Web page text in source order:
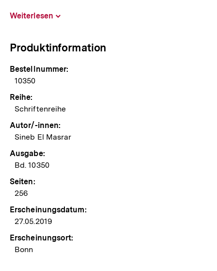
Weiterlesen
Produktinformation
Bestellnummer:
10350
Reihe:
Schriftenreihe
Autor/-innen:
Sineb El Masrar
Ausgabe:
Bd. 10350
Seiten:
256
Erscheinungsdatum:
27.05.2019
Erscheinungsort:
Bonn